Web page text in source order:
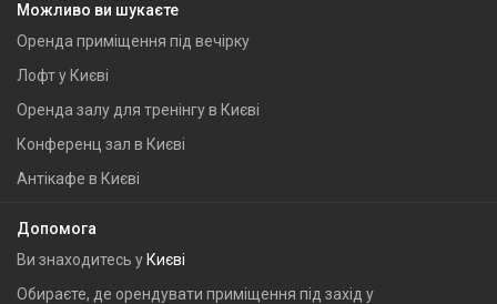
Можливо ви шукаєте
Оренда приміщення під вечірку
Лофт у Києві
Оренда залу для тренінгу в Києві
Конференц зал в Києві
Антікафе в Києві
Допомога
Ви знаходитесь у Києві
Обираєте, де орендувати приміщення під захід у